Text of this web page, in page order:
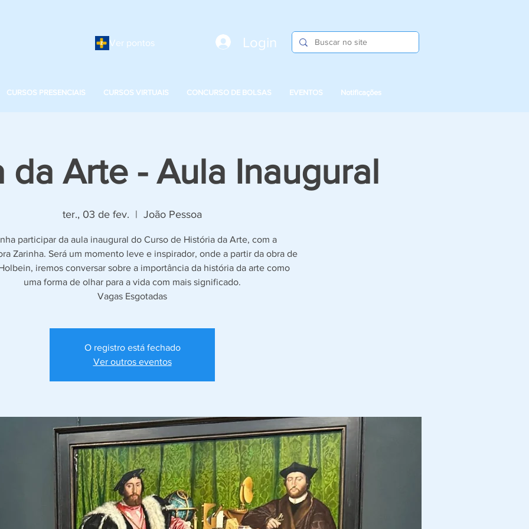
Ver pontos Login
CURSOS PRESENCIAIS CURSOS VIRTUAIS CONCURSO DE BOLSAS EVENTOS Notificações
da Arte - Aula Inaugural
ter., 03 de fev.
  |
João Pessoa
participar da aula inaugural do Curso de História da Arte, com a
Zarinha. Será um momento leve e inspirador, onde a partir da obra de
iremos conversar sobre a importância da história da arte como
uma forma de olhar para a vida com mais significado.
O registro está fechado
Ver outros eventos